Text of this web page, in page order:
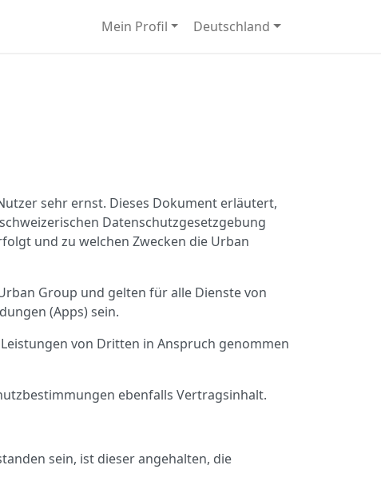
Mein Profil Deutschland
sehr ernst. Dieses Dokument erläutert,
Datenschutzgesetzgebung
und zu welchen Zwecken die Urban
Group und gelten für alle Dienste von
(Apps) sein.
von Dritten in Anspruch genommen
ebenfalls Vertragsinhalt.
sein, ist dieser angehalten, die